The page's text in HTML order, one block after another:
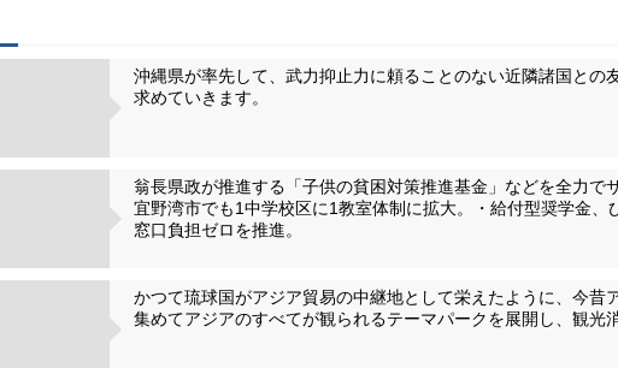
沖縄県が率先して、武力抑止力に頼ることのない近隣諸国との
求めていきます。
翁長県政が推進する「子供の貧困対策推進基金」などを全力で
宜野湾市でも1中学校区に1教室体制に拡大。・給付型奨学金
窓口負担ゼロを推進。
かつて琉球国がアジア貿易の中継地として栄えたように、今昔
集めてアジアのすべてが観られるテーマパークを展開し、観光